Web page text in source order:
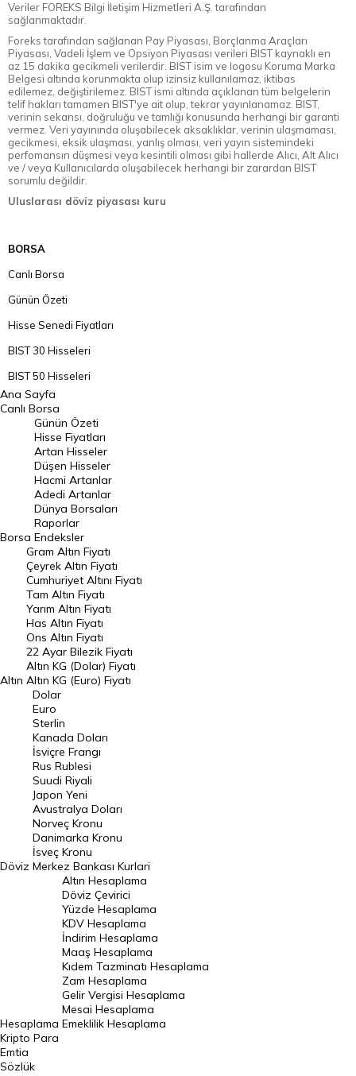
Veriler FOREKS Bilgi İletişim Hizmetleri A.Ş. tarafından
sağlanmaktadır.
Foreks tarafından sağlanan Pay Piyasası, Borçlanma Araçları
Piyasası, Vadeli İşlem ve Opsiyon Piyasası verileri BIST kaynaklı en
az 15 dakika gecikmeli verilerdir. BIST isim ve logosu Koruma Marka
Belgesi altında korunmakta olup izinsiz kullanılamaz, iktibas
edilemez, değiştirilemez. BIST ismi altında açıklanan tüm belgelerin
telif hakları tamamen BIST'ye ait olup, tekrar yayınlanamaz. BIST,
verinin sekansı, doğruluğu ve tamlığı konusunda herhangi bir garanti
vermez. Veri yayınında oluşabilecek aksaklıklar, verinin ulaşmaması,
gecikmesi, eksik ulaşması, yanlış olması, veri yayın sistemindeki
perfomansın düşmesi veya kesintili olması gibi hallerde Alıcı, Alt Alıcı
ve / veya Kullanıcılarda oluşabilecek herhangi bir zarardan BIST
sorumlu değildir.
Uluslarası döviz piyasası kuru
BORSA
Canlı Borsa
Günün Özeti
Hisse Senedi Fiyatları
BIST 30 Hisseleri
BIST 50 Hisseleri
BIST 100 Hisseleri
En Çok Artan Hisseler
En Çok Düşen Hisseler
Hacmi Artanlar
Geçmiş Kapanışlar
Dünya Borsaları
Raporlar
Endeksler
DÖVİZ
Döviz Kuru
Dolar Kuru
Euro Kuru
Pound Kuru
Frank Kuru
Riyal Kuru
Avustralya Doları
Danimarka Kronu Kuru
Kanada Doları Kuru
Norveç Kronu Kuru
İsveç Kronu Kuru
Japon Yeni Kuru
Serbest Piyasa Döviz Kurları
Merkez Bankası Döviz Kurları
Altın Fiyatları
Gram Altın Fiyatı
Ana Sayfa
Canlı Borsa
Borsa
Günün Özeti
Hisse Fiyatları
Artan Hisseler
Düşen Hisseler
Hacmi Artanlar
Adedi Artanlar
Dünya Borsaları
Raporlar
Endeksler
Altın
Gram Altın Fiyatı
Çeyrek Altın Fiyatı
Cumhuriyet Altını Fiyatı
Tam Altın Fiyatı
Yarım Altın Fiyatı
Has Altın Fiyatı
Ons Altın Fiyatı
22 Ayar Bilezik Fiyatı
Altın KG (Dolar) Fiyatı
Altın KG (Euro) Fiyatı
Döviz
Dolar
Euro
Sterlin
Kanada Doları
İsviçre Frangı
Rus Rublesi
Suudi Riyali
Japon Yeni
Avustralya Doları
Norveç Kronu
Danimarka Kronu
İsveç Kronu
Merkez Bankası Kurlari
Hesaplama
Altın Hesaplama
Döviz Çevirici
Yüzde Hesaplama
KDV Hesaplama
İndirim Hesaplama
Maaş Hesaplama
Kıdem Tazminatı Hesaplama
Zam Hesaplama
Gelir Vergisi Hesaplama
Mesai Hesaplama
Emeklilik Hesaplama
Kripto Para
Emtia
Sözlük